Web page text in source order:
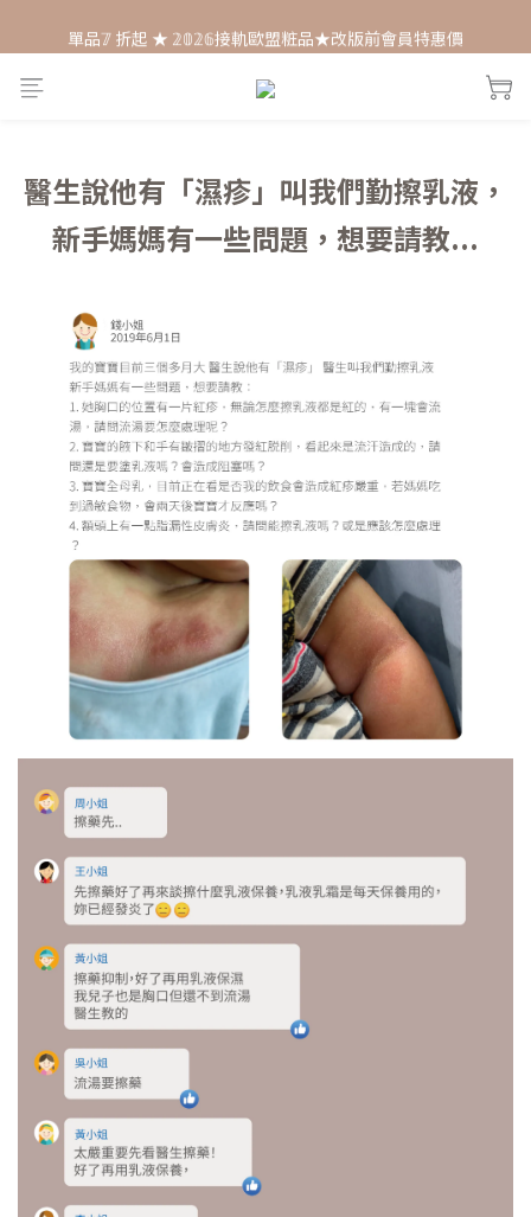
每月打卡📱賺自己的購物金💰
單品𝟟 折起 ★ 𝟚𝟘𝟚𝟞接軌歐盟粧品★改版前會員特惠價
每月打卡📱賺自己的購物金💰
醫生說他有「濕疹」叫我們勤擦乳液，
新手媽媽有一些問題，想要請教...